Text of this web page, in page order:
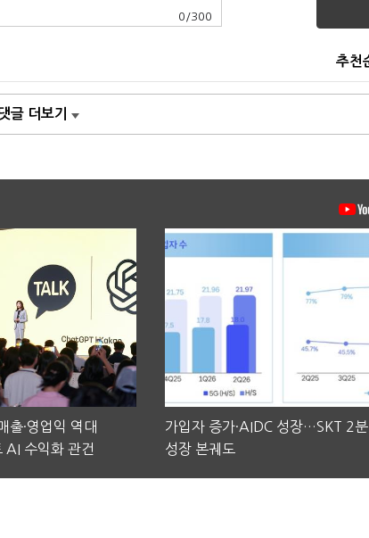
0 /300
추천
글 더보기
출·영업익 역대
수익화 관건
가입자 증가·AIDC 성장…SKT 2
성장 본궤도